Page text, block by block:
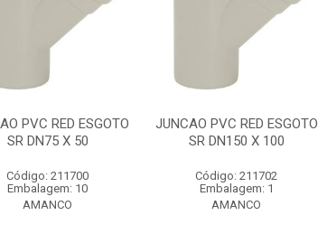
PVC RED ESGOTO
SR DN75 X 50
Código: 211700
Embalagem: 10
AMANCO
JUNCAO PVC RED ESGOTO
SR DN150 X 100
Código: 211702
Embalagem: 1
AMANCO